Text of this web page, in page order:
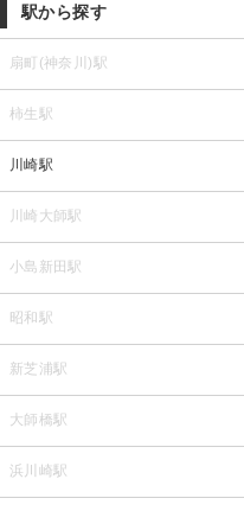
駅から探す
扇町(神奈川)駅
柿生駅
川崎駅
川崎大師駅
小島新田駅
昭和駅
新芝浦駅
大師橋駅
浜川崎駅